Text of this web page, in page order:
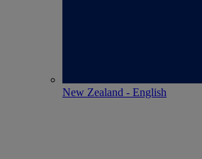
New Zealand - English